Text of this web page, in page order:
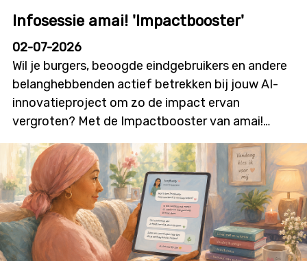
Infosessie amai! 'Impactbooster'
02-07-2026
Wil je burgers, beoogde eindgebruikers en andere
belanghebbenden actief betrekken bij jouw AI-
innovatieproject om zo de impact ervan
vergroten? Met de Impactbooster van amai!
kunnen onderzoekers en innovatoren financiële
ondersteuning aanvragen voor
burgerparticipatie- en outreachactiviteiten die
bijdragen aan meer dialoog, betrokkenheid en
technologieacceptatie. Deze nieuwe oproep zal
initiatieven stimuleren waarin burgers niet alleen
geïnformeerd worden, maar ook daadwerkelijk